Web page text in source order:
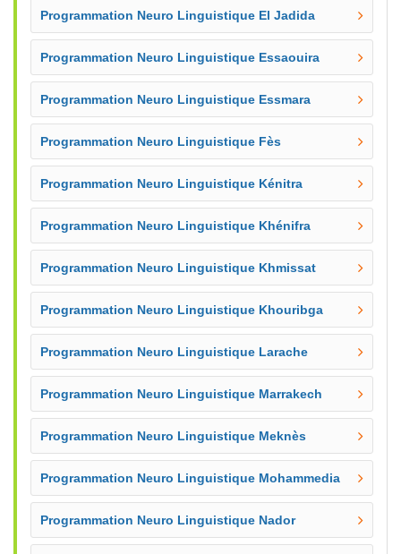
Programmation Neuro Linguistique El Jadida
Programmation Neuro Linguistique Essaouira
Programmation Neuro Linguistique Essmara
Programmation Neuro Linguistique Fès
Programmation Neuro Linguistique Kénitra
Programmation Neuro Linguistique Khénifra
Programmation Neuro Linguistique Khmissat
Programmation Neuro Linguistique Khouribga
Programmation Neuro Linguistique Larache
Programmation Neuro Linguistique Marrakech
Programmation Neuro Linguistique Meknès
Programmation Neuro Linguistique Mohammedia
Programmation Neuro Linguistique Nador